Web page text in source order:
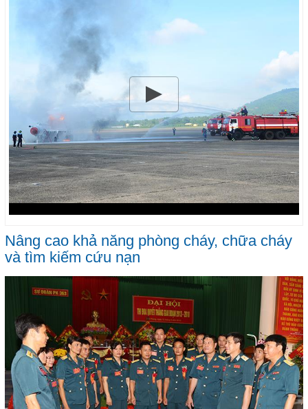
Nâng cao khả năng phòng cháy, chữa cháy
và tìm kiếm cứu nạn